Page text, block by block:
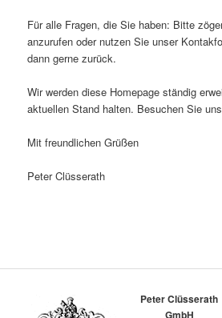
Für alle Fragen, die Sie haben: Bitte
anzurufen oder nutzen Sie unser
dann gerne zurück.
Wir werden diese Homepage ständig
aktuellen Stand halten. Besuchen Sie
Mit freundlichen Grüßen
Peter Clüsserath
Peter Clüsserath
GmbH